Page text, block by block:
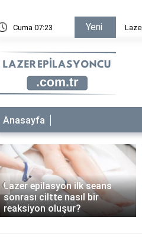
Cuma 07:23 Yeni
Anasayfa
Lazer epilasyon ilk seans
sonrası ciltte nasıl bir
reaksiyon oluşur?
‹